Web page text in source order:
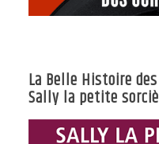
La Belle Histoire
Sally la petite